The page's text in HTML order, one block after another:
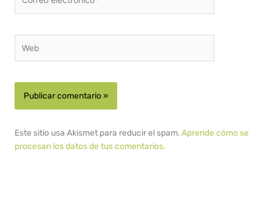
electrónico*
Este sitio usa Akismet para reducir el spam.Aprende cómo se
procesan los datos de tus comentarios.